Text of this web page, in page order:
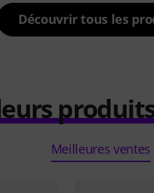
Découvrir tous les
Meilleures ventes